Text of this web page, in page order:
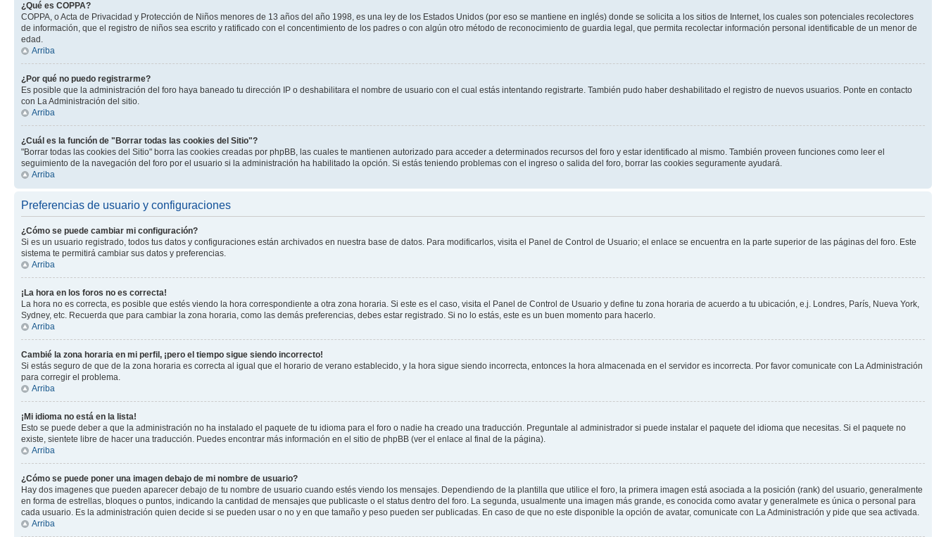
¿Qué es COPPA?
COPPA, o Acta de Privacidad y Protección de Niños menores de 13 años del año 1998, es una ley de los Estados Unidos (por eso se mantiene en inglés) donde se solicita a los sitios de Internet, los cuales son potenciales recolectores
de información, que el registro de niños sea escrito y ratificado con el concentimiento de los padres o con algún otro método de reconocimiento de guardia legal, que permita recolectar información personal identificable de un menor de
edad.
Arriba
¿Por qué no puedo registrarme?
Es posible que la administración del foro haya baneado tu dirección IP o deshabilitara el nombre de usuario con el cual estás intentando registrarte. También pudo haber deshabilitado el registro de nuevos usuarios. Ponte en contacto
con La Administración del sitio.
Arriba
¿Cuál es la función de "Borrar todas las cookies del Sitio"?
"Borrar todas las cookies del Sitio" borra las cookies creadas por phpBB, las cuales te mantienen autorizado para acceder a determinados recursos del foro y estar identificado al mismo. También proveen funciones como leer el
seguimiento de la navegación del foro por el usuario si la administración ha habilitado la opción. Si estás teniendo problemas con el ingreso o salida del foro, borrar las cookies seguramente ayudará.
Arriba
Preferencias de usuario y configuraciones
¿Cómo se puede cambiar mi configuración?
Si es un usuario registrado, todos tus datos y configuraciones están archivados en nuestra base de datos. Para modificarlos, visita el Panel de Control de Usuario; el enlace se encuentra en la parte superior de las páginas del foro. Este
sistema te permitirá cambiar sus datos y preferencias.
Arriba
¡La hora en los foros no es correcta!
La hora no es correcta, es posible que estés viendo la hora correspondiente a otra zona horaria. Si este es el caso, visita el Panel de Control de Usuario y define tu zona horaria de acuerdo a tu ubicación, e.j. Londres, París, Nueva York,
Sydney, etc. Recuerda que para cambiar la zona horaria, como las demás preferencias, debes estar registrado. Si no lo estás, este es un buen momento para hacerlo.
Arriba
Cambié la zona horaria en mi perfil, ¡pero el tiempo sigue siendo incorrecto!
Si estás seguro de que de la zona horaria es correcta al igual que el horario de verano establecido, y la hora sigue siendo incorrecta, entonces la hora almacenada en el servidor es incorrecta. Por favor comunicate con La Administración
para corregir el problema.
Arriba
¡Mi idioma no está en la lista!
Esto se puede deber a que la administración no ha instalado el paquete de tu idioma para el foro o nadie ha creado una traducción. Preguntale al administrador si puede instalar el paquete del idioma que necesitas. Si el paquete no
existe, sientete libre de hacer una traducción. Puedes encontrar más información en el sitio de phpBB (ver el enlace al final de la página).
Arriba
¿Cómo se puede poner una imagen debajo de mi nombre de usuario?
Hay dos imagenes que pueden aparecer debajo de tu nombre de usuario cuando estés viendo los mensajes. Dependiendo de la plantilla que utilice el foro, la primera imagen está asociada a la posición (rank) del usuario, generalmente
en forma de estrellas, bloques o puntos, indicando la cantidad de mensajes que publicaste o el status dentro del foro. La segunda, usualmente una imagen más grande, es conocida como avatar y generalmete es única o personal para
cada usuario. Es la administración quien decide si se pueden usar o no y en que tamaño y peso pueden ser publicadas. En caso de que no este disponible la opción de avatar, comunicate con La Administración y pide que sea activada.
Arriba